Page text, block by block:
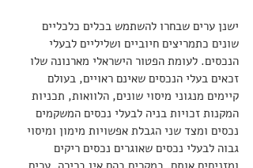
ישנן ערים שבחרו להשתמש בכלים כלכליים
שונים כתמריצים חיוביים ושליליים לבעלי
הנכסים. לעומת הפטור הישראלי מארנונה שלו
זכאים בעלי הנכסים שאינם ראויים, בעולם
קיימים מנגוני מיסוי שונים, הלוואות, תכניות
המקנות זכויות בניה לבעלי נכסים המשקמים
נכסים ומצד שני הגבלת אפשויות מימון ומיסוי
גבוה לבעלי נכסים שאוגרים נכסים ריקים